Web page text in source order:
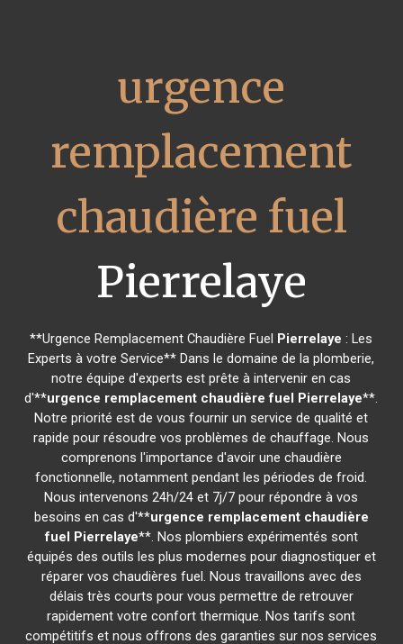
urgence
remplacement
chaudière fuel
Pierrelaye
**Urgence Remplacement Chaudière Fuel Pierrelaye : Les
Experts à votre Service** Dans le domaine de la plomberie,
notre équipe d'experts est prête à intervenir en cas
d'**urgence remplacement chaudière fuel Pierrelaye**.
Notre priorité est de vous fournir un service de qualité et
rapide pour résoudre vos problèmes de chauffage. Nous
comprenons l'importance d'avoir une chaudière
fonctionnelle, notamment pendant les périodes de froid.
Nous intervenons 24h/24 et 7j/7 pour répondre à vos
besoins en cas d'**urgence remplacement chaudière
fuel Pierrelaye**. Nos plombiers expérimentés sont
équipés des outils les plus modernes pour diagnostiquer et
réparer vos chaudières fuel. Nous travaillons avec des
délais très courts pour vous permettre de retrouver
rapidement votre confort thermique. Nos tarifs sont
compétitifs et nous offrons des garanties sur nos services